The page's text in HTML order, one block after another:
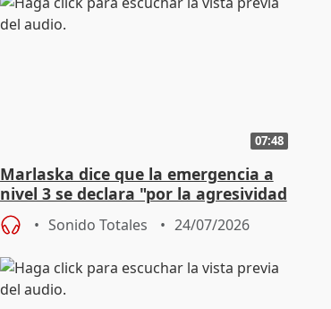
07:48
Marlaska dice que la emergencia a
nivel 3 se declara "por la agresividad
de los incendios"
Sonido Totales 24/07/2026